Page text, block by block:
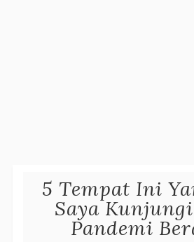
5 Tempat Ini
Saya
Pandemi